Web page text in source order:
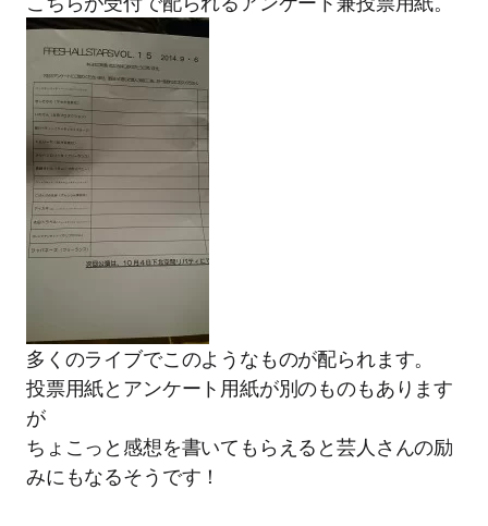
多くのライブでこのようなものが配られます。
投票用紙とアンケート用紙が別のものもあります
が
ちょこっと感想を書いてもらえると芸人さんの励
みにもなるそうです！